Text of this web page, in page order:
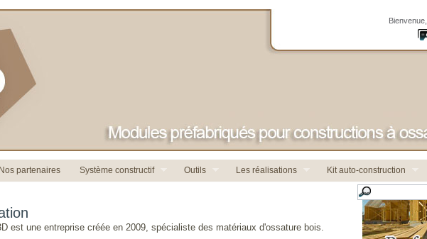
Bienvenue,
Nos partenaires Système constructif Outils Les réalisations Kit auto-construction
est une entreprise créée en 2009, spécialiste des matériaux d'ossature bois.